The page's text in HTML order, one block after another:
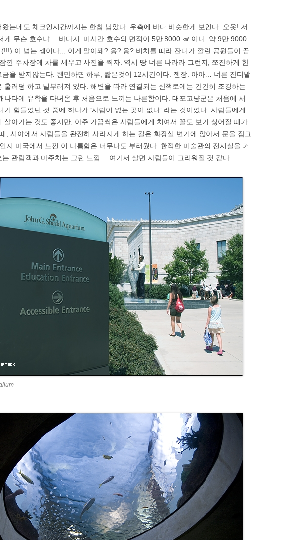
는데도 체크인시간까지는 한참 남았다. 우측에 바다 비슷한게 보인다. 오옷! 저
게 무슨 호수냐… 바다지. 미시간 호수의 면적이 5만 8000 ㎢ 이니, 약 9만 9000
이 넘는 셈이다;;; 이게 말이돼? 응? 응? 비치를 따라 잔디가 깔린 공원들이 끝
깐 주차장에 차를 세우고 사진을 찍자. 역시 땅 너른 나라라 그런지, 쪼잔하게 한
금을 받지않는다. 왠만하면 하루, 짧은것이 12시간이다. 젠장. 아아… 너른 잔디밭
훌러덩 하고 널부러져 있다. 해변을 따라 연결되는 산책로에는 간간히 조깅하는
나다에 유학을 다녀온 후 처음으로 느끼는 나른함이다. 대포고냥군은 처음에 서
기 힘들었던 것 중에 하나가 ‘사람이 없는 곳이 없다’ 라는 것이었다. 사람들에게
살아가는 것도 좋지만, 아주 가끔씩은 사람들에게 치여서 꼴도 보기 싫어질 때가
, 시야에서 사람들을 완전히 사라지게 하는 길은 화장실 변기에 앉아서 문을 잠그
지 미국에서 느낀 이 나름함은 너무나도 부러웠다. 한적한 미술관의 전시실을 거
는 관람객과 마주치는 그런 느낌… 여기서 살면 사람들이 그리워질 것 같다.